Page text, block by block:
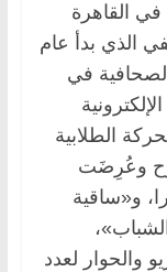
القاهرة
الذي بدأ عام
الصحافية في
الطلابية
وعُرِضَت
و«ساقية
والحوار لعدد